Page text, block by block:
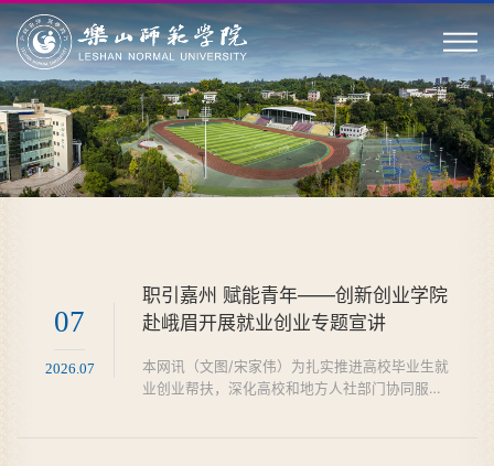
07
2026.07
职引嘉州 赋能青年——创新创业学院
赴峨眉开展就业创业专题宣讲
本网讯（文图/宋家伟）为扎实推进高校毕业生就
业创业帮扶，深化高校和地方人社部门协同服务